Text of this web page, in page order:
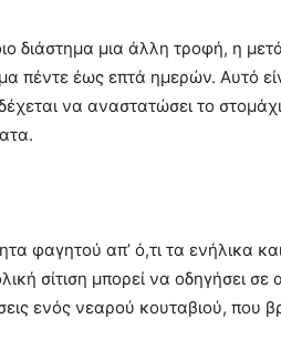
διάστημα μια άλλη τροφή, η
πέντε έως επτά ημερών. Αυτό
να αναστατώσει το
φαγητού απ’ ό,τι τα ενήλικα
σίτιση μπορεί να οδηγήσει σε
ενός νεαρού κουταβιού, που